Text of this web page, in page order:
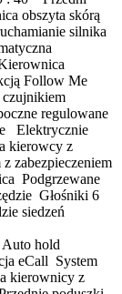
obszyta skórą
silnika
Follow Me
regulowane
Elektrycznie
kierowcy z
zabezpieczeniem
Podgrzewane
Głośniki 6
siedzeń
hold
eCall System
kierownicy z